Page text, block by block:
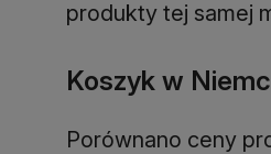
produkty tej samej
Koszyk w
Porównano ceny